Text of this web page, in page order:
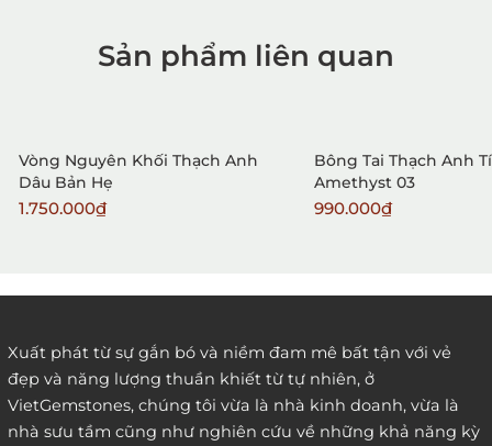
1. Mua hàng trực tiếp tại VietGemstones
3. Đặt hàng thông quaemail hay chat trực tiếp với
chúng tôi:
Sản phẩm liên quan
Vòng Nguyên Khối Thạch Anh
Dâu Bản Hẹ
1.750.000₫
Bông Tai Thạch Anh
Amethyst 03
990.000₫
Xuất phát từ sự gắn bó và niềm đam mê bất tận với vẻ
đẹp và năng lượng thuần khiết từ tự nhiên, ở
VietGemstones, chúng tôi vừa là nhà kinh doanh, vừa là
nhà sưu tầm cũng như nghiên cứu về những khả năng kỳ